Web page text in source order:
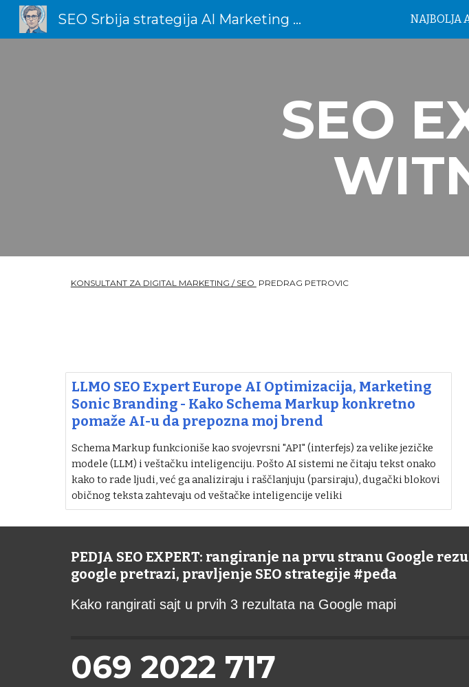
Skip to main content
SEO Srbija strategija AI Marketing Total Dizajn NAJBOLJA
SEO
KONSULTANT ZA DIGITAL MARKETING / SEO PREDRAG PETROVIC
LLMO SEO Expert Europe AI Optimizacija, Marketing
Sonic Branding - Kako Schema Markup konkretno
pomaže AI-u da prepozna moj brend
Schema Markup funkcioniše kao svojevrsni "API" (interfejs) za velike jezičke
modele (LLM) i veštačku inteligenciju. Pošto AI sistemi ne čitaju tekst onako
kako to rade ljudi, već ga analiziraju i raščlanjuju (parsiraju), dugački blokovi
običnog teksta zahtevaju od veštačke inteligencije veliki
PEDJA SEO EXPERT: rangiranje na prvu stranu Google
google pretrazi, pravljenje SEO strategije #peđa
Kako rangirati sajt u prvih 3 rezultata na Google mapi
069 2022 717